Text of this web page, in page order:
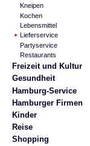
Kneipen
Kochen
Lebensmittel
Lieferservice
Partyservice
Restaurants
Freizeit und Kultur
Gesundheit
Hamburg-Service
Hamburger Firmen
Kinder
Reise
Shopping